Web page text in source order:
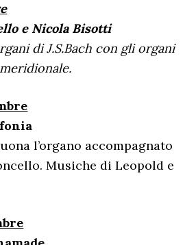
e Nicola Bisotti
di J.S.Bach con gli organi
l’organo accompagnato
Musiche di Leopold e